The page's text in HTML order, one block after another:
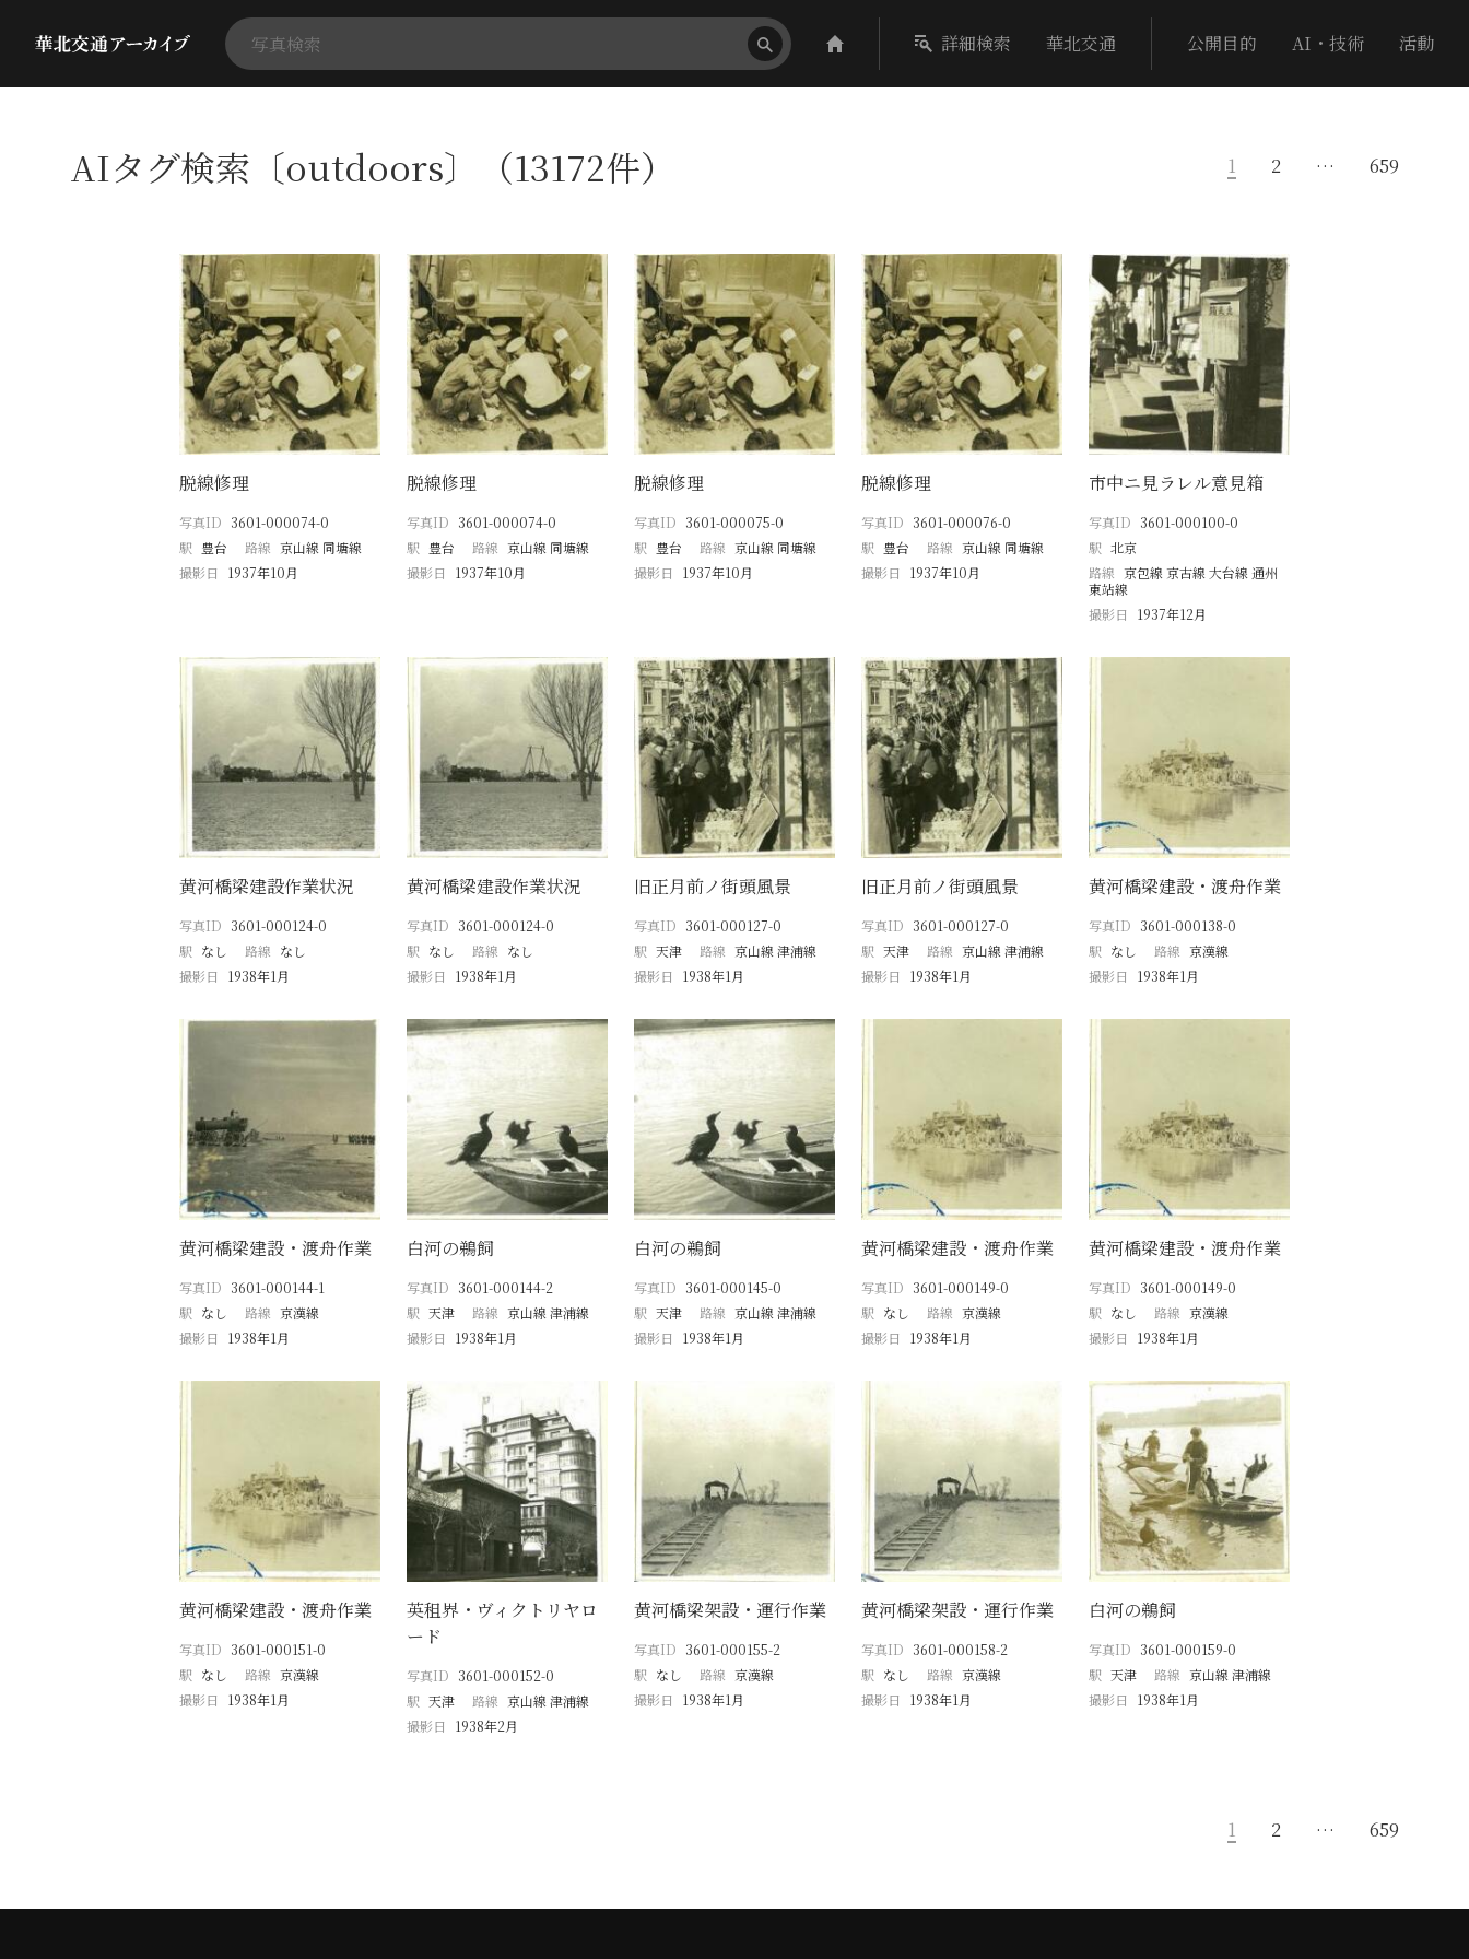
詳細検索 華北交通 公開目的 AI・技術 活動
AIタグ検索〔outdoors〕（13172件） 1 2 … 659
脱線修理
写真ID 3601-000074-0
駅 豊台 路線 京山線 同塘線
撮影日
1937年10月
脱線修理
写真ID 3601-000074-0
駅 豊台 路線 京山線 同塘線
撮影日
1937年10月
脱線修理
写真ID 3601-000075-0
駅 豊台 路線 京山線 同塘線
撮影日
1937年10月
脱線修理
写真ID 3601-000076-0
駅 豊台 路線 京山線 同塘線
撮影日
1937年10月
市中ニ見ラレル意見箱
写真ID 3601-000100-0
駅 北京
路線 京包線 京古線 大台線 通州
東站線
撮影日
1937年12月
黄河橋梁建設作業状況
写真ID 3601-000124-0
駅 なし 路線 なし
撮影日
1938年1月
黄河橋梁建設作業状況
写真ID 3601-000124-0
駅 なし 路線 なし
撮影日
1938年1月
旧正月前ノ街頭風景
写真ID 3601-000127-0
駅 天津 路線 京山線 津浦線
撮影日
1938年1月
旧正月前ノ街頭風景
写真ID 3601-000127-0
駅 天津 路線 京山線 津浦線
撮影日
1938年1月
黄河橋梁建設・渡舟作業
写真ID 3601-000138-0
駅 なし 路線 京漢線
撮影日
1938年1月
黄河橋梁建設・渡舟作業
写真ID 3601-000144-1
駅 なし 路線 京漢線
撮影日
1938年1月
白河の鵜飼
写真ID 3601-000144-2
駅 天津 路線 京山線 津浦線
撮影日
1938年1月
白河の鵜飼
写真ID 3601-000145-0
駅 天津 路線 京山線 津浦線
撮影日
1938年1月
黄河橋梁建設・渡舟作業
写真ID 3601-000149-0
駅 なし 路線 京漢線
撮影日
1938年1月
黄河橋梁建設・渡舟作業
写真ID 3601-000149-0
駅 なし 路線 京漢線
撮影日
1938年1月
黄河橋梁建設・渡舟作業
写真ID 3601-000151-0
駅 なし 路線 京漢線
撮影日
1938年1月
英租界・ヴィクトリヤロ
ード
写真ID 3601-000152-0
駅 天津 路線 京山線 津浦線
撮影日
1938年2月
黄河橋梁架設・運行作業
写真ID 3601-000155-2
駅 なし 路線 京漢線
撮影日
1938年1月
黄河橋梁架設・運行作業
写真ID 3601-000158-2
駅 なし 路線 京漢線
撮影日
1938年1月
白河の鵜飼
写真ID 3601-000159-0
駅 天津 路線 京山線 津浦線
撮影日
1938年1月
1 2 … 659